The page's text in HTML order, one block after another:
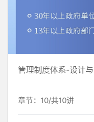
管理制度体系-设计
章节：10/共10讲